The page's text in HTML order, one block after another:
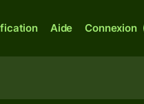
Aide Connexion